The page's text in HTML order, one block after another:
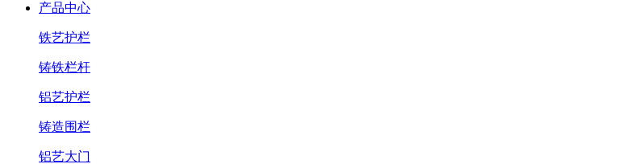
产品中心
铁艺护栏
铸铁栏杆
铝艺护栏
铸造围栏
铝艺大门